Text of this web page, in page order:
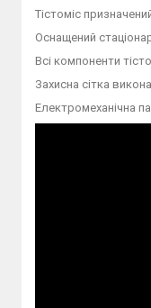
Тістоміс
Оснащений
Всі компоненти
Захисна сітка
Електромеханічна